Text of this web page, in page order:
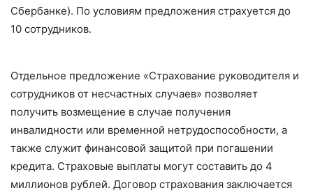
Сбербанке). По условиям предложения страхуется до
10 сотрудников.
Отдельное предложение «Страхование руководителя и
сотрудников от несчастных случаев» позволяет
получить возмещение в случае получения
инвалидности или временной нетрудоспособности, а
также служит финансовой защитой при погашении
кредита. Страховые выплаты могут составить до 4
миллионов рублей. Договор страхования заключается